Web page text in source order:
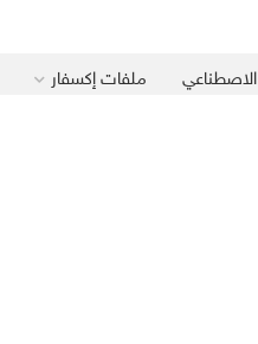
الاصطناعي ملفات إكسفار